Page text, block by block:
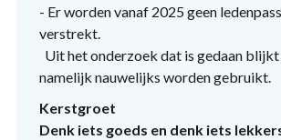
- Er worden vanaf 2025 geen
verstrekt.
Uit het onderzoek dat is gedaan
namelijk nauwelijks worden gebruikt.
Kerstgroet
Denk iets goeds en denk iets